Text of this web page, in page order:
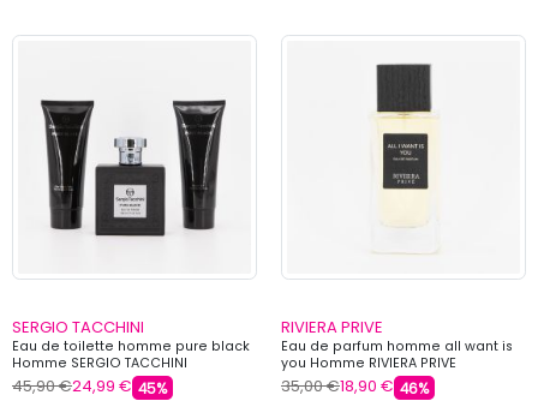
SERGIO TACCHINI
Eau de toilette homme pure black
Homme SERGIO TACCHINI
45,90 €24,99 € 45%
RIVIERA PRIVE
Eau de parfum homme all want is
you Homme RIVIERA PRIVE
35,00 €18,90 € 46%